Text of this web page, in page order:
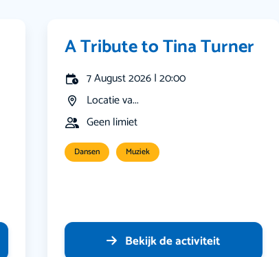
A Tribute to Tina Turner
7 August 2026 | 20:00
Locatie va...
Geen limiet
Dansen Muziek
Bekijk de activiteit